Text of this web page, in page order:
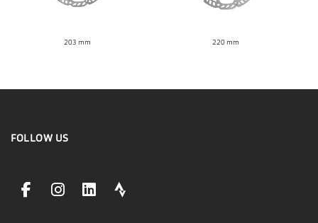
203 mm 220 mm
FOLLOW US
facebookLink
instagramLink
linkedinLinkstravaLink